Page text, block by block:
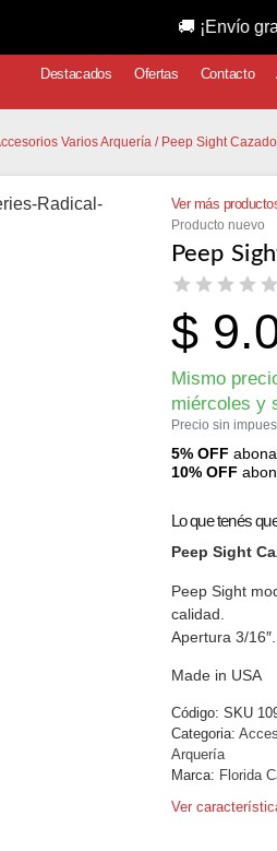
Destacados Ofertas Contacto
Varios Arquería / Peep Sight
Ver más
Producto nuevo
Peep
$
Mismo
miércoles y
Precio sin
5% OFF
10% OFF
Lo que tenés
Peep Sight
Peep Sight
calidad.
Apertura 3/16″.
Made in USA
Código: SKU
Categoria:
Arquería
Marca: Florida
Ver
🚚 ¡Envío gratis a todo